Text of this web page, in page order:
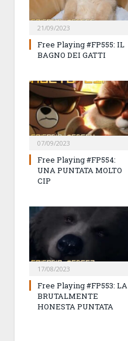
21/09/2023
Free Playing #FP555: IL
BAGNO DEI GATTI
07/09/2023
Free Playing #FP554:
UNA PUNTATA MOLTO
CIP
17/08/2023
Free Playing #FP553: LA
BRUTALMENTE
HONESTA PUNTATA